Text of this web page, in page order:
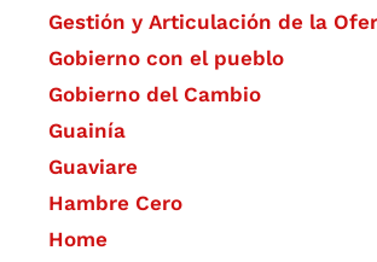
Gestión y Articulación de la
Gobierno con el pueblo
Gobierno del Cambio
Guainía
Guaviare
Hambre Cero
Home